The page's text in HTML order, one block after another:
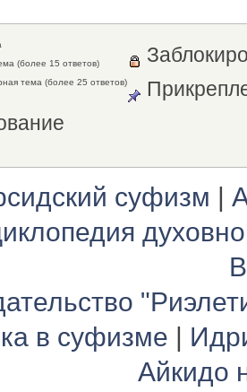
(более 15 ответов)
тема (более 25 ответов)
суфизм |
в суфизме |
Айкидо